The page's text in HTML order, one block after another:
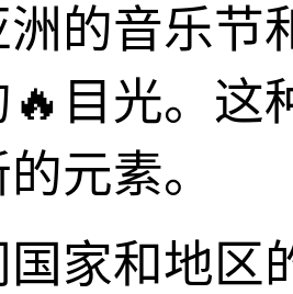
洲的音乐节
目光。这
元素。
家和地区